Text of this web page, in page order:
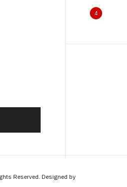
4
Reserved. Designed by